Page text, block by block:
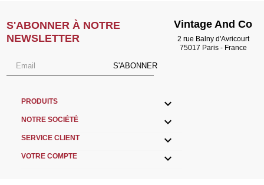
S'ABONNER À NOTRE
NEWSLETTER
S'ABONNER
PRODUITS 
NOTRE SOCIÉTÉ 
SERVICE CLIENT 
VOTRE COMPTE 
Vintage And Co
2 rue Balny d'Avricourt
75017 Paris - France